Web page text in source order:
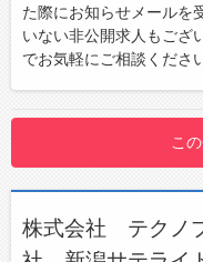
転職支援サービスについ
転職ノウハウ(応募書類の
転職・採用コラム
ジョブズゴーについて
お問い合わせ
た際にお知らせメールを
いない非公開求人もござ
でお気軽にご相談ください
こ
株式会社 テクノ